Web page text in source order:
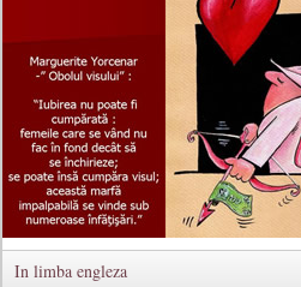
In limba engleza